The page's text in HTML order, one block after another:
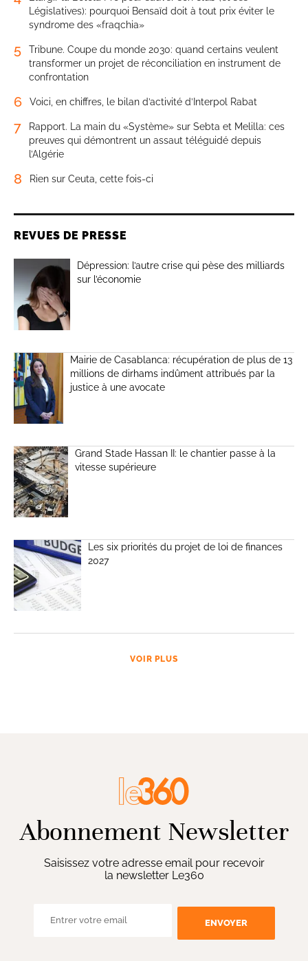
Législatives): pourquoi Bensaïd doit à tout prix éviter le
syndrome des «fraqchia»
5
Tribune. Coupe du monde 2030: quand certains veulent
transformer un projet de réconciliation en instrument de
confrontation
6 Voici, en chiffres, le bilan d’activité d’Interpol Rabat
7
Rapport. La main du «Système» sur Sebta et Melilla: ces
preuves qui démontrent un assaut téléguidé depuis
l’Algérie
8 Rien sur Ceuta, cette fois-ci
REVUES DE PRESSE
Dépression: l’autre crise qui pèse des milliards
sur l’économie
Mairie de Casablanca: récupération de plus de 13
millions de dirhams indûment attribués par la
justice à une avocate
Grand Stade Hassan II: le chantier passe à la
vitesse supérieure
Les six priorités du projet de loi de finances
2027
VOIR PLUS
Abonnement Newsletter
Saisissez votre adresse email pour recevoir
la newsletter Le360
ENVOYER